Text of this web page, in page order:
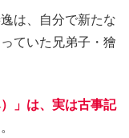
は、自分で新たな
ていた兄弟子・獪
」は、実は古事記